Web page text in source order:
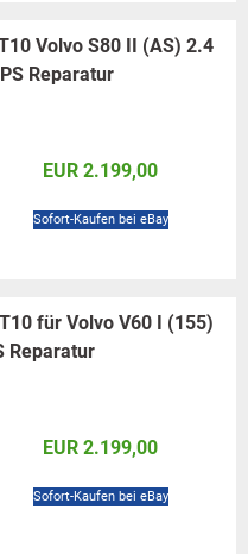
Volvo S80 II (AS) 2.4
Reparatur
EUR 2.199,00
Sofort-Kaufen bei eBay
für Volvo V60 I (155)
Reparatur
EUR 2.199,00
Sofort-Kaufen bei eBay